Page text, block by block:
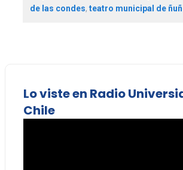
de las condes, teatro municipal de
Lo viste en Radio
Chile